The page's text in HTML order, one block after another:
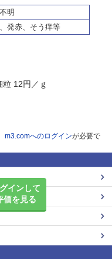
明
発赤、 そう 痒等
12円／ｇ
m3.comへのログインが必要で
インして
価を見る